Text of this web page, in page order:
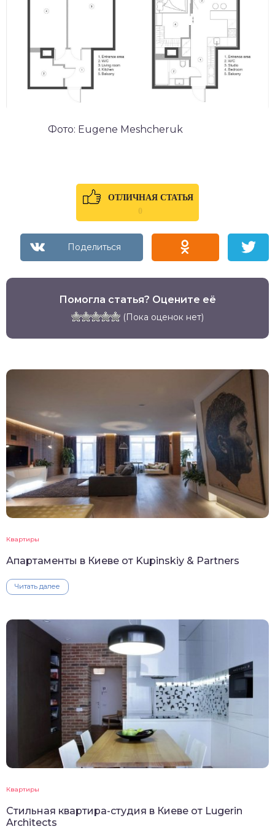
Фото: Eugene Meshcheruk
ОТЛИЧНАЯ СТАТЬЯ
0
Помогла статья? Оцените её
(Пока оценок нет)
Квартиры
Апартаменты в Киеве от Kupinskiy & Partners
Читать далее
Квартиры
Стильная квартира-студия в Киеве от Lugerin
Architects